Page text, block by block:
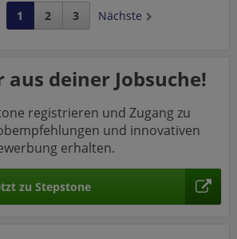
1 2 3 Nächste
aus deiner Jobsuche!
registrieren und Zugang zu
und innovativen
erhalten.
zu Stepstone